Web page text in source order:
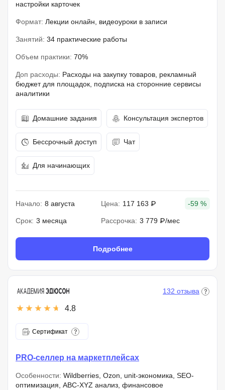
настройки карточек
Формат: Лекции онлайн, видеоуроки в записи
Занятий: 34 практические работы
Объем практики: 70%
Доп расходы: Расходы на закупку товаров, рекламный
бюджет для площадок, подписка на сторонние сервисы
аналитики
Домашние задания Консультация экспертов
Бессрочный доступ Чат
Для начинающих
Начало: 8 августа Цена: 117 163 ₽ -59 %
Срок: 3 месяца Рассрочка: 3 779 ₽/мес
Подробнее
4.8
132 отзыва
Сертификат
PRO-селлер на маркетплейсах
Особенности: Wildberries, Ozon, unit-экономика, SEO-
оптимизация, ABC-XYZ анализ, финансовое